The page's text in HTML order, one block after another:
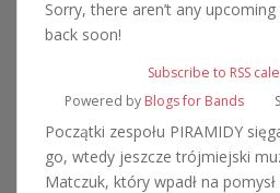
Sorry, there aren’t any
back soon!
Subscribe to RSS
Powered by Blogs for Bands
Początki zespołu PIRAMIDY
go, wtedy jeszcze trójmiejski
Matczuk, który wpadł na